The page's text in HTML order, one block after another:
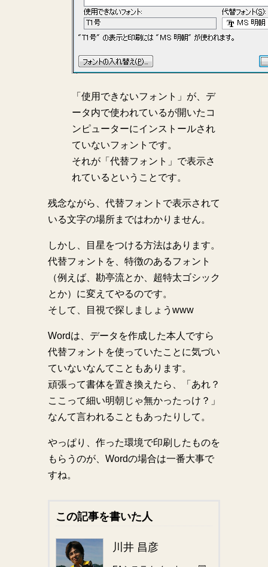
「使用できないフォント」が、デ
ータ内で使われているが開いたコ
ンピューターにインストールされ
ていないフォントです。
それが「代替フォント」で表示さ
れているということです。
残念ながら、代替フォントで表示されて
いる文字の場所まではわかりません。
しかし、目星をつける方法はあります。
代替フォントを、特徴のあるフォント
（例えば、勘亭流とか、超特太ゴシック
とか）に変えてやるのです。
そして、目視で探しましょうwww
Wordは、データを作成した本人ですら
代替フォントを使っていたことに気づい
ていないなんてこともあります。
頑張って書体を置き換えたら、「あれ？
ここって細い明朝じゃ無かったっけ？」
なんて言われることもあったりして。
やっぱり、作った環境で印刷したものを
もらうのが、Wordの場合は一番大事で
すね。
この記事を書いた人
川井 昌彦